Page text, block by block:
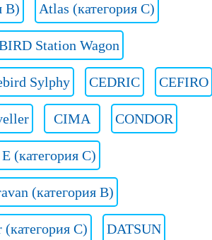
B) Atlas (категория C)
Station Wagon
Sylphy CEDRIC CEFIRO
CIMA CONDOR
(категория C)
(категория B)
(категория C) DATSUN